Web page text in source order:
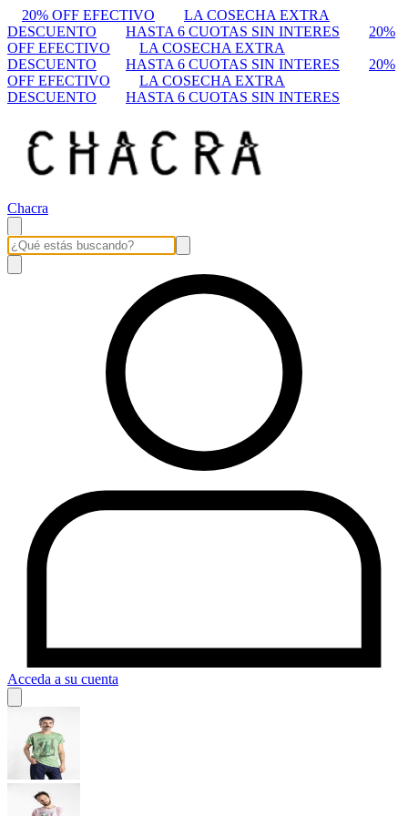
20% OFF EFECTIVO
LA COSECHA EXTRA
DESCUENTO
HASTA 6 CUOTAS SIN INTERES
20%
OFF EFECTIVO
LA COSECHA EXTRA
DESCUENTO
HASTA 6 CUOTAS SIN INTERES
20%
OFF EFECTIVO
LA COSECHA EXTRA
DESCUENTO
HASTA 6 CUOTAS SIN INTERES
Chacra
Acceda a su cuenta